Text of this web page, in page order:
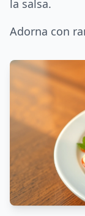
la salsa.
Adorna con